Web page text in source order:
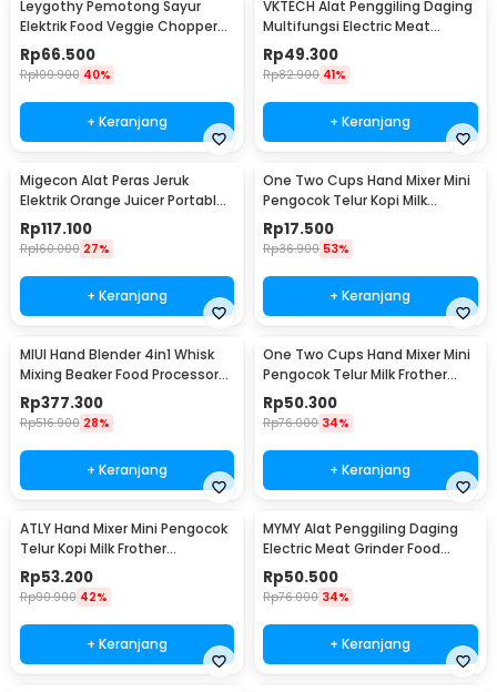
Leygothy Pemotong Sayur
Elektrik Food Veggie Chopper
Portable 4in1 - LE40
Rp66.500
Rp109.900 40%
+ Keranjang
VKTECH Alat Penggiling Daging
Multifungsi Electric Meat
Grinder 350ml - MY-01
Rp49.300
Rp82.900 41%
+ Keranjang
Migecon Alat Peras Jeruk
Elektrik Orange Juicer Portable
400ml 45W - MDC1
Rp117.100
Rp160.000 27%
+ Keranjang
One Two Cups Hand Mixer Mini
Pengocok Telur Kopi Milk
Frother Battery - HMP40
Rp17.500
Rp36.900 53%
+ Keranjang
MIUI Hand Blender 4in1 Whisk
Mixing Beaker Food Processor
15000RPM - H1
Rp377.300
Rp516.900 28%
+ Keranjang
One Two Cups Hand Mixer Mini
Pengocok Telur Milk Frother
Double Layer - MFB1501A
Rp50.300
Rp76.000 34%
+ Keranjang
ATLY Hand Mixer Mini Pengocok
Telur Kopi Milk Frother
Handheld - HMW05
Rp53.200
Rp90.900 42%
+ Keranjang
MYMY Alat Penggiling Daging
Electric Meat Grinder Food
Processor 350ml - MY-01
Rp50.500
Rp76.000 34%
+ Keranjang